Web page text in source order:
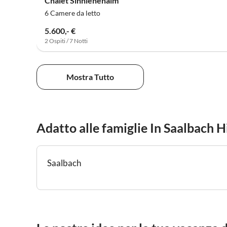
6 Camere da letto
5.600,- €
2 Ospiti / 7 Notti
Mostra Tutto
Adatto alle famiglie In Saalbach
Saalbach